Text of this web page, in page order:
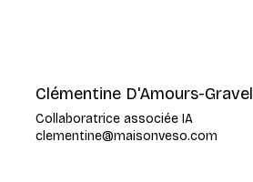
Clémentine D'Amours-Gravel
Collaboratrice associée IA
clementine@maisonveso.com